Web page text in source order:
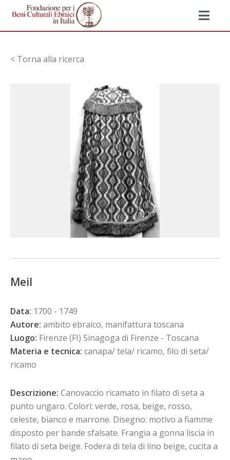
< Torna alla ricerca
Meil
Data: 1700 - 1749
Autore: ambito ebraico, manifattura toscana
Luogo: Firenze (FI) Sinagoga di Firenze - Toscana
Materia e tecnica: canapa/ tela/ ricamo, filo di seta/
ricamo
Descrizione: Canovaccio ricamato in filato di seta a
punto ungaro. Colori: verde, rosa, beige, rosso,
celeste, bianco e marrone. Disegno: motivo a fiamme
disposto per bande sfalsate. Frangia a gonna liscia in
filato di seta beige. Fodera di tela di lino beige, cucita a